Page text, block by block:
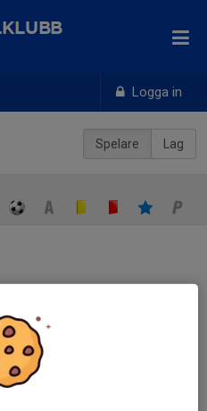
Logga in
Spelare Lag
sparad
match visas statistiken
denna sida